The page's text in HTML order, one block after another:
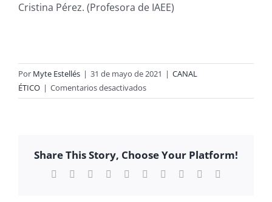
Cristina Pérez. (Profesora de IAEE)
Por Myte Estellés | 31 de mayo de 2021 | CANAL
ÉTICO | Comentarios desactivadosen
OPTATIVA
(Iniciación
a
Share This Story, Choose Your Platform!
Facebook Reddit LinkedInWhatsApp
TumblrPinterest Xing